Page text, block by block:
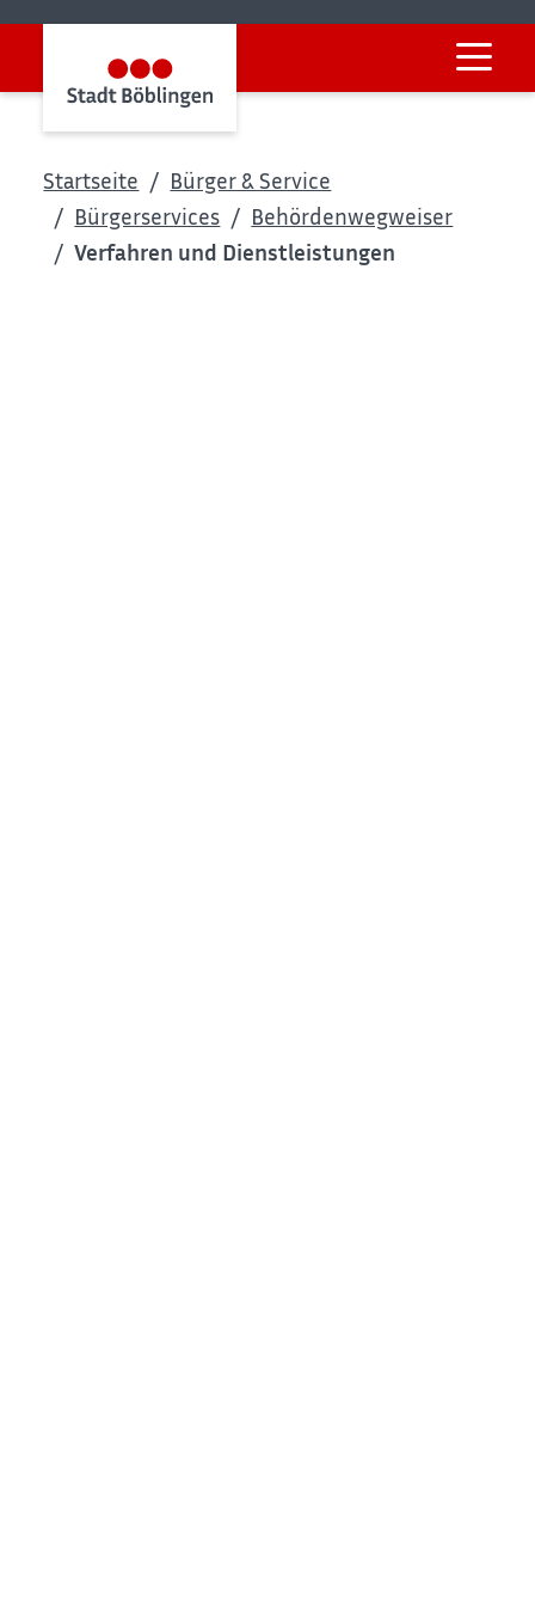
Startseite
Bürger & Service
Bürgerservices
Behördenwegweiser
Verfahren und Dienstleistungen